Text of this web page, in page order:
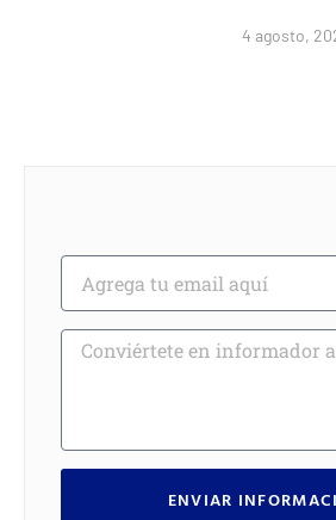
4 agosto,
ENVIAR